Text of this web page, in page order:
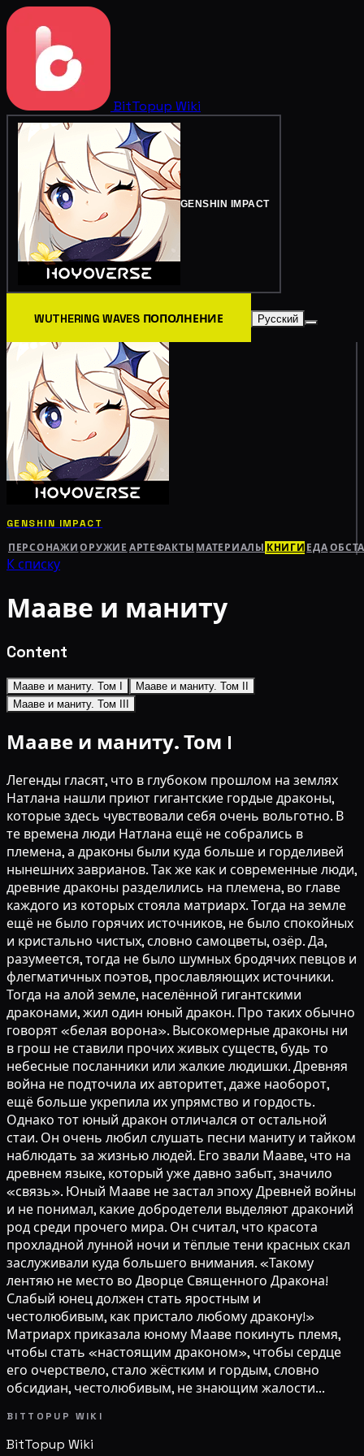
BitTopup Wiki
GENSHIN IMPACT
WUTHERING WAVES ПОПОЛНЕНИЕ Русский
GENSHIN IMPACT
ПЕРСОНАЖИ ОРУЖИЕ АРТЕФАКТЫ МАТЕРИАЛЫ КНИГИ ЕДА
К списку
Мааве и маниту
Content
Мааве и маниту. Том I
Мааве и маниту. Том II
Мааве и маниту. Том III
Мааве и маниту. Том I
Легенды гласят, что в глубоком прошлом на землях
Натлана нашли приют гигантские гордые драконы,
которые здесь чувствовали себя очень вольготно. В
те времена люди Натлана ещё не собрались в
племена, а драконы были куда больше и горделивей
нынешних заврианов. Так же как и современные люди,
древние драконы разделились на племена, во главе
каждого из которых стояла матриарх. Тогда на земле
ещё не было горячих источников, не было спокойных
и кристально чистых, словно самоцветы, озёр. Да,
разумеется, тогда не было шумных бродячих певцов и
флегматичных поэтов, прославляющих источники.
Тогда на алой земле, населённой гигантскими
драконами, жил один юный дракон. Про таких обычно
говорят «белая ворона». Высокомерные драконы ни
в грош не ставили прочих живых существ, будь то
небесные посланники или жалкие людишки. Древняя
война не подточила их авторитет, даже наоборот,
ещё больше укрепила их упрямство и гордость.
Однако тот юный дракон отличался от остальной
стаи. Он очень любил слушать песни маниту и тайком
наблюдать за жизнью людей. Его звали Мааве, что на
древнем языке, который уже давно забыт, значило
«связь». Юный Мааве не застал эпоху Древней войны
и не понимал, какие добродетели выделяют драконий
род среди прочего мира. Он считал, что красота
прохладной лунной ночи и тёплые тени красных скал
заслуживали куда большего внимания. «Такому
лентяю не место во Дворце Священного Дракона!
Слабый юнец должен стать яростным и
честолюбивым, как пристало любому дракону!»
Матриарх приказала юному Мааве покинуть племя,
чтобы стать «настоящим драконом», чтобы сердце
его очерствело, стало жёстким и гордым, словно
обсидиан, честолюбивым, не знающим жалости...
BITTOPUP WIKI
BitTopup Wiki